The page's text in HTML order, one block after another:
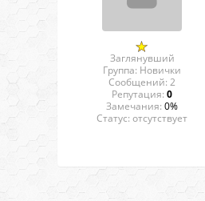
Заглянувший
Группа: Новички
Сообщений: 2
Репутация: 0
Замечания: 0%
Статус: отсутствует